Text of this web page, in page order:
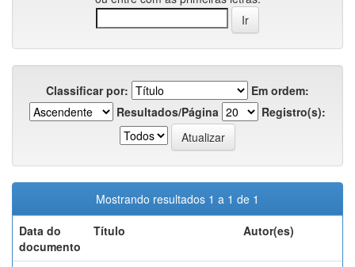
Classificar por:
Em ordem:
Resultados/Página
Registro(s):
Mostrando resultados 1 a 1 de 1
Data do
documento
Título Autor(es)